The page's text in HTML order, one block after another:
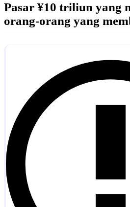
Pasar ¥10 triliun yang
orang-orang yang